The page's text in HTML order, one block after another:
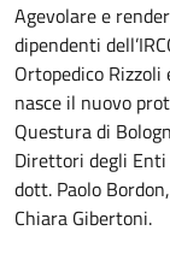
Agevolare e
dipendenti
Ortopedico
nasce il nuovo
Questura di
Direttori degli
dott. Paolo
Chiara Gibertoni.